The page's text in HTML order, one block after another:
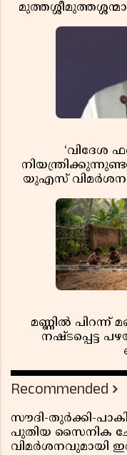
‘വിദേശ
യുഎസ്
മണ്ണിൽ പിറന്ന്
നഷ്ടപ്പെട്ട
Recommended
സൗദി-തുർക്കി-
പുതിയ സൈനിക
വിമർശനവുമായി